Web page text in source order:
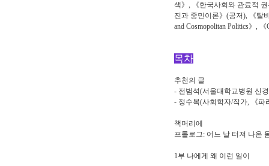
색》, 《한국사회와 관료적
진과 중민이론》(공저), 《탈바
and Cosmopolitan Politics》,
목차
추천의 글
- 전범석(서울대학교병원 신
- 정수복(사회학자/작가, 《파
책머리에
프롤로그: 어느 날 터져 나온
1부 나에게 왜 이런 일이